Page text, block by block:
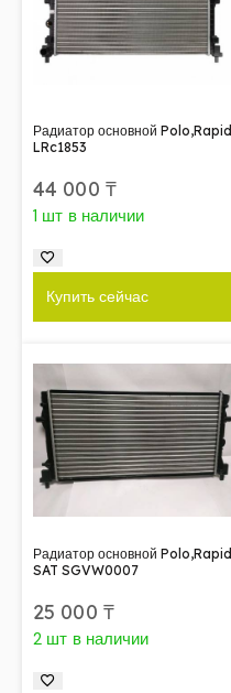
Радиатор основной Polo,Rapid
LRc1853
44 000 ₸
1 шт в наличии
Купить сейчас
Радиатор основной Polo,Rapid
SAT SGVW0007
25 000 ₸
2 шт в наличии